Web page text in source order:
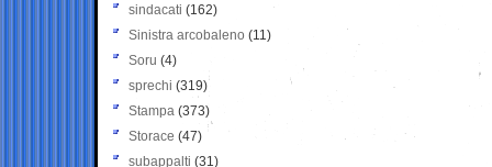
sindacati (162)
Sinistra arcobaleno (11)
Soru (4)
sprechi (319)
Stampa (373)
Storace (47)
subappalti (31)